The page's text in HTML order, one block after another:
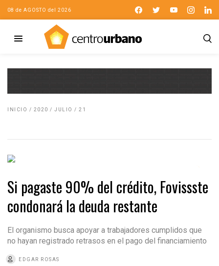
08 de AGOSTO del 2026
INICIO / 2020 / JULIO / 21
Si pagaste 90% del crédito, Fovissste
condonará la deuda restante
El organismo busca apoyar a trabajadores cumplidos que
no hayan registrado retrasos en el pago del financiamiento
EDGAR ROSAS